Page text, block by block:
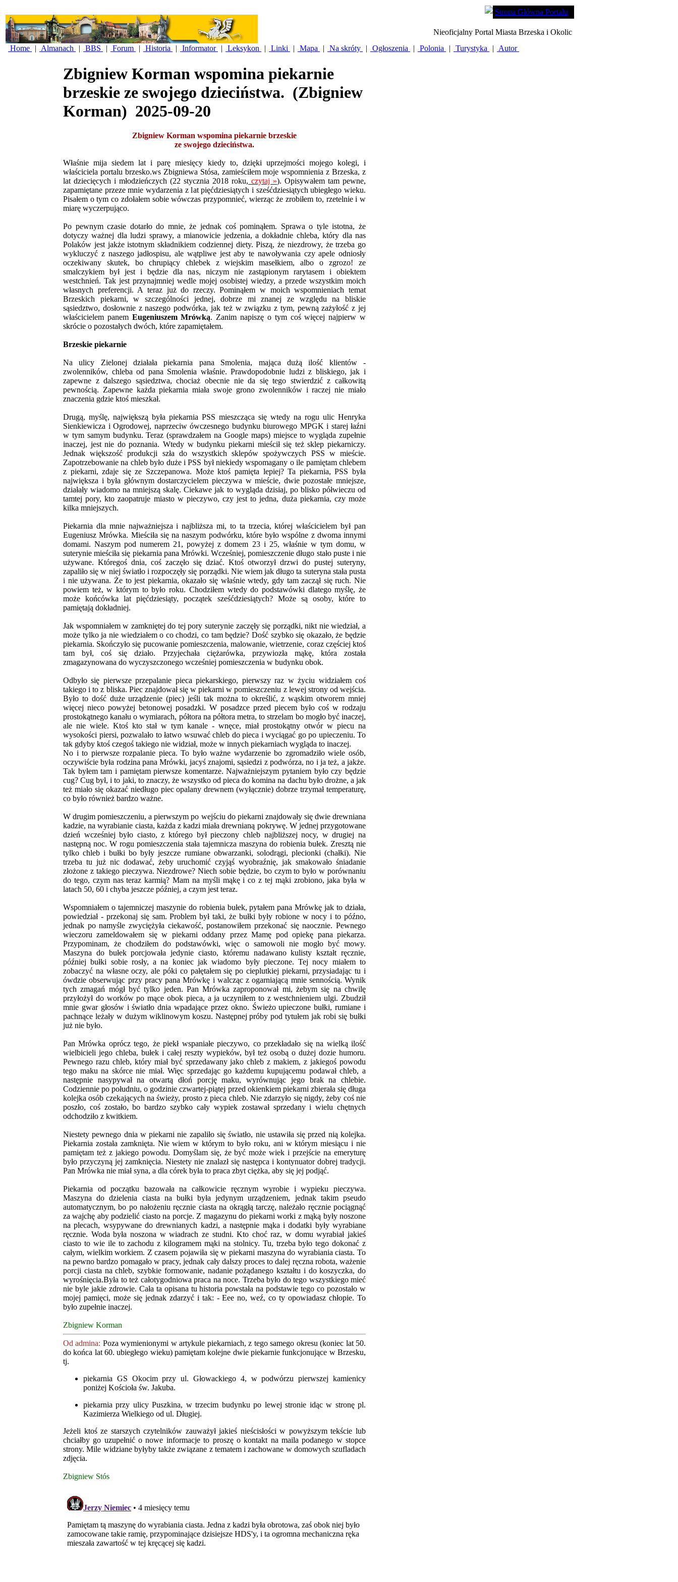
Strona Główna Portalu
Nieoficjalny Portal Miasta Brzeska i Okolic
Home
| Almanach | BBS | Forum | Historia | Informator | Leksykon | Linki | Mapa | Na skróty | Ogłoszenia | Polonia | Turystyka | Autor
Zbigniew Korman wspomina piekarnie
brzeskie ze swojego dzieciństwa. (Zbigniew
Korman) 2025-09-20
Zbigniew Korman wspomina piekarnie brzeskie
ze swojego dzieciństwa.
Właśnie mija siedem lat i parę miesięcy kiedy to, dzięki uprzejmości mojego kolegi, i
właściciela portalu brzesko.ws Zbigniewa Stósa, zamieściłem moje wspomnienia z Brzeska, z
lat dziecięcych i młodzieńczych (22 stycznia 2018 roku, czytaj »). Opisywałem tam pewne,
zapamiętane przeze mnie wydarzenia z lat pięćdziesiątych i sześćdziesiątych ubiegłego wieku.
Pisałem o tym co zdołałem sobie wówczas przypomnieć, wierząc że zrobiłem to, rzetelnie i w
miarę wyczerpująco.
Po pewnym czasie dotarło do mnie, że jednak coś pominąłem. Sprawa o tyle istotna, że
dotyczy ważnej dla ludzi sprawy, a mianowicie jedzenia, a dokładnie chleba, który dla nas
Polaków jest jakże istotnym składnikiem codziennej diety. Piszą, że niezdrowy, że trzeba go
wykluczyć z naszego jadłospisu, ale wątpliwe jest aby te nawoływania czy apele odniosły
oczekiwany skutek, bo chrupiący chlebek z wiejskim masełkiem, albo o zgrozo! ze
smalczykiem był jest i będzie dla nas, niczym nie zastąpionym rarytasem i obiektem
westchnień. Tak jest przynajmniej wedle mojej osobistej wiedzy, a przede wszystkim moich
własnych preferencji. A teraz już do rzeczy. Pominąłem w moich wspomnieniach temat
Brzeskich piekarni, w szczególności jednej, dobrze mi znanej ze względu na bliskie
sąsiedztwo, dosłownie z naszego podwórka, jak też w związku z tym, pewną zażyłość z jej
właścicielem panem Eugeniuszem Mrówką. Zanim napiszę o tym coś więcej najpierw w
skrócie o pozostałych dwóch, które zapamiętałem.
Brzeskie piekarnie
Na ulicy Zielonej działała piekarnia pana Smolenia, mająca dużą ilość klientów -
zwolenników, chleba od pana Smolenia właśnie. Prawdopodobnie ludzi z bliskiego, jak i
zapewne z dalszego sąsiedztwa, chociaż obecnie nie da się tego stwierdzić z całkowitą
pewnością. Zapewne każda piekarnia miała swoje grono zwolenników i raczej nie miało
znaczenia gdzie ktoś mieszkał.
Drugą, myślę, największą była piekarnia PSS mieszcząca się wtedy na rogu ulic Henryka
Sienkiewicza i Ogrodowej, naprzeciw ówczesnego budynku biurowego MPGK i starej łaźni
w tym samym budynku. Teraz (sprawdzałem na Google maps) miejsce to wygląda zupełnie
inaczej, jest nie do poznania. Wtedy w budynku piekarni mieścił się też sklep piekarniczy.
Jednak większość produkcji szła do wszystkich sklepów spożywczych PSS w mieście.
Zapotrzebowanie na chleb było duże i PSS był niekiedy wspomagany o ile pamiętam chlebem
z piekarni, zdaje się ze Szczepanowa. Może ktoś pamięta lepiej? Ta piekarnia, PSS była
największa i była głównym dostarczycielem pieczywa w mieście, dwie pozostałe mniejsze,
działały wiadomo na mniejszą skalę. Ciekawe jak to wygląda dzisiaj, po blisko półwieczu od
tamtej pory, kto zaopatruje miasto w pieczywo, czy jest to jedna, duża piekarnia, czy może
kilka mniejszych.
Piekarnia dla mnie najważniejsza i najbliższa mi, to ta trzecia, której właścicielem był pan
Eugeniusz Mrówka. Mieściła się na naszym podwórku, które było wspólne z dwoma innymi
domami. Naszym pod numerem 21, powyżej z domem 23 i 25, właśnie w tym domu, w
suterynie mieściła się piekarnia pana Mrówki. Wcześniej, pomieszczenie długo stało puste i nie
używane. Któregoś dnia, coś zaczęło się dziać. Ktoś otworzył drzwi do pustej suteryny,
zapaliło się w niej światło i rozpoczęły się porządki. Nie wiem jak długo ta suteryna stała pusta
i nie używana. Że to jest piekarnia, okazało się właśnie wtedy, gdy tam zaczął się ruch. Nie
powiem też, w którym to było roku. Chodziłem wtedy do podstawówki dlatego myślę, że
może końcówka lat pięćdziesiąty, początek sześćdziesiątych? Może są osoby, które to
pamiętają dokładniej.
Jak wspomniałem w zamkniętej do tej pory suterynie zaczęły się porządki, nikt nie wiedział, a
może tylko ja nie wiedziałem o co chodzi, co tam będzie? Dość szybko się okazało, że będzie
piekarnia. Skończyło się pucowanie pomieszczenia, malowanie, wietrzenie, coraz częściej ktoś
tam był, coś się działo. Przyjechała ciężarówka, przywiozła mąkę, która została
zmagazynowana do wyczyszczonego wcześniej pomieszczenia w budynku obok.
Odbyło się pierwsze przepalanie pieca piekarskiego, pierwszy raz w życiu widziałem coś
takiego i to z bliska. Piec znajdował się w piekarni w pomieszczeniu z lewej strony od wejścia.
Było to dość duże urządzenie (piec) jeśli tak można to określić, z wąskim otworem mniej
więcej nieco powyżej betonowej posadzki. W posadzce przed piecem było coś w rodzaju
prostokątnego kanału o wymiarach, półtora na półtora metra, to strzelam bo mogło być inaczej,
ale nie wiele. Ktoś kto stał w tym kanale - wnęce, miał prostokątny otwór w piecu na
wysokości piersi, pozwalało to łatwo wsuwać chleb do pieca i wyciągać go po upieczeniu. To
tak gdyby ktoś czegoś takiego nie widział, może w innych piekarniach wygląda to inaczej.
No i to pierwsze rozpalanie pieca. To było ważne wydarzenie bo zgromadziło wiele osób,
oczywiście była rodzina pana Mrówki, jacyś znajomi, sąsiedzi z podwórza, no i ja też, a jakże.
Tak byłem tam i pamiętam pierwsze komentarze. Najważniejszym pytaniem było czy będzie
cug? Cug był, i to jaki, to znaczy, że wszystko od pieca do komina na dachu było drożne, a jak
też miało się okazać niedługo piec opalany drewnem (wyłącznie) dobrze trzymał temperaturę,
co było również bardzo ważne.
W drugim pomieszczeniu, a pierwszym po wejściu do piekarni znajdowały się dwie drewniana
kadzie, na wyrabianie ciasta, każda z kadzi miała drewnianą pokrywę. W jednej przygotowane
dzień wcześniej było ciasto, z którego był pieczony chleb najbliższej nocy, w drugiej na
następną noc. W rogu pomieszczenia stała tajemnicza maszyna do robienia bułek. Zresztą nie
tylko chleb i bułki bo były jeszcze rumiane obwarzanki, solodrągi, plecionki (chałki). Nie
trzeba tu już nic dodawać, żeby uruchomić czyjąś wyobraźnię, jak smakowało śniadanie
złożone z takiego pieczywa. Niezdrowe? Niech sobie będzie, bo czym to było w porównaniu
do tego, czym nas teraz karmią? Mam na myśli mąkę i co z tej mąki zrobiono, jaka była w
latach 50, 60 i chyba jeszcze później, a czym jest teraz.
Wspomniałem o tajemniczej maszynie do robienia bułek, pytałem pana Mrówkę jak to działa,
powiedział - przekonaj się sam. Problem był taki, że bułki były robione w nocy i to późno,
jednak po namyśle zwyciężyła ciekawość, postanowiłem przekonać się naocznie. Pewnego
wieczoru zameldowałem się w piekarni oddany przez Mamę pod opiekę pana piekarza.
Przypominam, że chodziłem do podstawówki, więc o samowoli nie mogło być mowy.
Maszyna do bułek porcjowała jedynie ciasto, któremu nadawano kulisty kształt ręcznie,
później bułki sobie rosły, a na koniec jak wiadomo były pieczone. Tej nocy miałem to
zobaczyć na własne oczy, ale póki co pałętałem się po cieplutkiej piekarni, przysiadając tu i
ówdzie obserwując przy pracy pana Mrówkę i walcząc z ogarniającą mnie sennością. Wynik
tych zmagań mógł być tylko jeden. Pan Mrówka zaproponował mi, żebym się na chwilę
przyłożył do worków po mące obok pieca, a ja uczyniłem to z westchnieniem ulgi. Zbudził
mnie gwar głosów i światło dnia wpadające przez okno. Świeżo upieczone bułki, rumiane i
pachnące leżały w dużym wiklinowym koszu. Następnej próby pod tytułem jak robi się bułki
już nie było.
Pan Mrówka oprócz tego, że piekł wspaniałe pieczywo, co przekładało się na wielką ilość
wielbicieli jego chleba, bułek i całej reszty wypieków, był też osobą o dużej dozie humoru.
Pewnego razu chleb, który miał być sprzedawany jako chleb z makiem, z jakiegoś powodu
tego maku na skórce nie miał. Więc sprzedając go każdemu kupującemu podawał chleb, a
następnie nasypywał na otwartą dłoń porcję maku, wyrównując jego brak na chlebie.
Codziennie po południu, o godzinie czwartej-piątej przed okienkiem piekarni zbierała się długa
kolejka osób czekających na świeży, prosto z pieca chleb. Nie zdarzyło się nigdy, żeby coś nie
poszło, coś zostało, bo bardzo szybko cały wypiek zostawał sprzedany i wielu chętnych
odchodziło z kwitkiem.
Niestety pewnego dnia w piekarni nie zapaliło się światło, nie ustawiła się przed nią kolejka.
Piekarnia została zamknięta. Nie wiem w którym to było roku, ani w którym miesiącu i nie
pamiętam też z jakiego powodu. Domyślam się, że być może wiek i przejście na emeryturę
było przyczyną jej zamknięcia. Niestety nie znalazł się następca i kontynuator dobrej tradycji.
Pan Mrówka nie miał syna, a dla córek była to praca zbyt ciężka, aby się jej podjąć.
Piekarnia od początku bazowała na całkowicie ręcznym wyrobie i wypieku pieczywa.
Maszyna do dzielenia ciasta na bułki była jedynym urządzeniem, jednak takim pseudo
automatycznym, bo po nałożeniu ręcznie ciasta na okrągłą tarczę, należało ręcznie pociągnąć
za wajchę aby podzielić ciasto na porcje. Z magazynu do piekarni worki z mąką były noszone
na plecach, wsypywane do drewnianych kadzi, a następnie mąka i dodatki były wyrabiane
ręcznie. Woda była noszona w wiadrach ze studni. Kto choć raz, w domu wyrabiał jakieś
ciasto to wie ile to zachodu z kilogramem mąki na stolnicy. Tu, trzeba było tego dokonać z
całym, wielkim workiem. Z czasem pojawiła się w piekarni maszyna do wyrabiania ciasta. To
na pewno bardzo pomagało w pracy, jednak cały dalszy proces to dalej ręczna robota, ważenie
porcji ciasta na chleb, szybkie formowanie, nadanie pożądanego kształtu i do koszyczka, do
wyrośnięcia.Była to też całotygodniowa praca na noce. Trzeba było do tego wszystkiego mieć
nie byle jakie zdrowie. Cała ta opisana tu historia powstała na podstawie tego co pozostało w
mojej pamięci, może się jednak zdarzyć i tak: - Eee no, weź, co ty opowiadasz chłopie. To
było zupełnie inaczej.
Zbigniew Korman
Od admina: Poza wymienionymi w artykule piekarniach, z tego samego okresu (koniec lat 50.
do końca lat 60. ubiegłego wieku) pamiętam kolejne dwie piekarnie funkcjonujące w Brzesku,
tj.
piekarnia GS Okocim przy ul. Głowackiego 4, w podwórzu pierwszej kamienicy
poniżej Kościoła św. Jakuba.
piekarnia przy ulicy Puszkina, w trzecim budynku po lewej stronie idąc w stronę pl.
Kazimierza Wielkiego od ul. Długiej.
Jeżeli ktoś ze starszych czytelników zauważył jakieś nieścisłości w powyższym tekście lub
chciałby go uzupełnić o nowe informacje to proszę o kontakt na maila podanego w stopce
strony. Mile widziane byłyby także związane z tematem i zachowane w domowych szufladach
zdjęcia.
Zbigniew Stós